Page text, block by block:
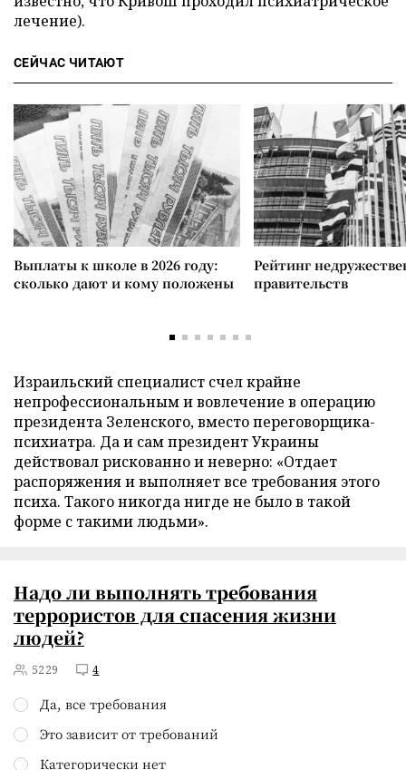
лечение).
СЕЙЧАС ЧИТАЮТ
Выплаты к школе в 2026 году:
сколько дают и кому положены
Рейтинг
правительств
Израильский специалист счел крайне
непрофессиональным и вовлечение в операцию
президента Зеленского, вместо переговорщика-
психиатра. Да и сам президент Украины
действовал рискованно и неверно: «Отдает
распоряжения и выполняет все требования этого
психа. Такого никогда нигде не было в такой
форме с такими людьми».
Надо ли выполнять требования
террористов для спасения жизни
людей?
5229 4
Да, все требования
Это зависит от требований
Категорически нет